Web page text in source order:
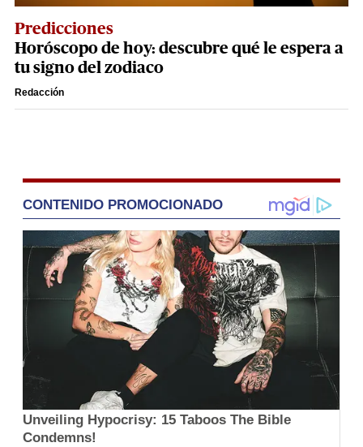
Predicciones
Horóscopo de hoy: descubre qué le espera a
tu signo del zodiaco
Redacción
CONTENIDO PROMOCIONADO
Unveiling Hypocrisy: 15 Taboos The Bible
Condemns!